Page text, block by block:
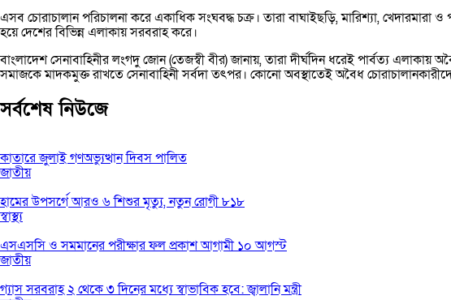
এসব চোরাচালান পরিচালনা করে একাধিক সংঘবদ্ধ চক্র। তারা বাঘাইছড়ি, মারিশ্যা, খেদারমারা
হয়ে দেশের বিভিন্ন এলাকায় সরবরাহ করে।
বাংলাদেশ সেনাবাহিনীর লংগদু জোন (তেজস্বী বীর) জানায়, তারা দীর্ঘদিন ধরেই পার্বত্য এলাকায়
সমাজকে মাদকমুক্ত রাখতে সেনাবাহিনী সর্বদা তৎপর। কোনো অবস্থাতেই অবৈধ
সর্বশেষ নিউজে
কাতারে জুলাই গণঅভ্যুত্থান দিবস পালিত
জাতীয়
হামের উপসর্গে আরও ৬ শিশুর মৃত্যু, নতুন রোগী ৮১৮
স্বাস্থ্য
এসএসসি ও সমমানের পরীক্ষার ফল প্রকাশ আগামী ১০ আগস্ট
জাতীয়
গ্যাস সরবরাহ ২ থেকে ৩ দিনের মধ্যে স্বাভাবিক হবে: জ্বালানি মন্ত্রী